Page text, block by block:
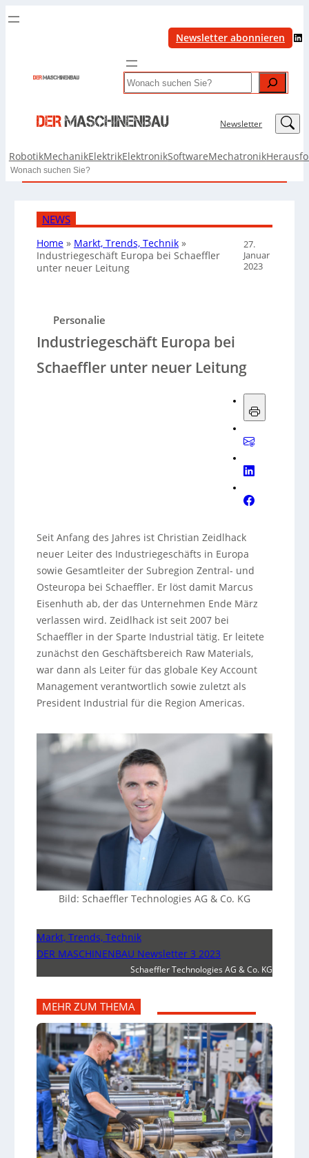
Newsletter abonnieren LinkedIn
Search
Newsletter LinkedIn
RobotikMechanikElektrikElektronikSoftwareMechatronik
Search
NEWS
Home» Markt, Trends, Technik»
Industriegeschäft Europa bei Schaeffler
unter neuer Leitung
27.
Januar
2023
Personalie
Industriegeschäft Europa bei
Schaeffler unter neuer Leitung
Seit Anfang des Jahres ist Christian Zeidlhack
neuer Leiter des Industriegeschäfts in Europa
sowie Gesamtleiter der Subregion Zentral- und
Osteuropa bei Schaeffler. Er löst damit Marcus
Eisenhuth ab, der das Unternehmen Ende März
verlassen wird. Zeidlhack ist seit 2007 bei
Schaeffler in der Sparte Industrial tätig. Er leitete
zunächst den Geschäftsbereich Raw Materials,
war dann als Leiter für das globale Key Account
Management verantwortlich sowie zuletzt als
President Industrial für die Region Americas.
Bild: Schaeffler Technologies AG & Co. KG
Markt, Trends, Technik
DER MASCHINENBAU Newsletter 3 2023
Schaeffler Technologies AG & Co. KG
MEHR ZUM THEMA